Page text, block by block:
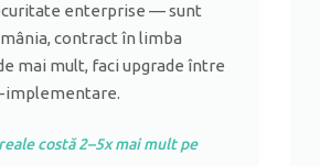
enterprise — sunt
contract în limba
mai mult, faci upgrade între
implementare.
costă 2–5x mai mult pe